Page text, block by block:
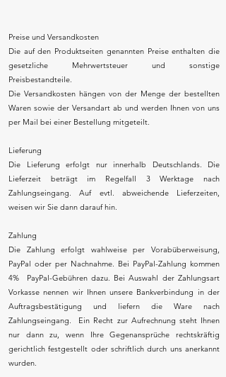
Preise und Versandkosten
Die auf den Produktseiten genannten Preise enthalten die
gesetzliche Mehrwertsteuer und sonstige
Preisbestandteile.
Die Versandkosten hängen von der Menge der bestellten
Waren sowie der Versandart ab und werden Ihnen von uns
per Mail bei einer Bestellung mitgeteilt.
Lieferung
Die Lieferung erfolgt nur innerhalb Deutschlands. Die
Lieferzeit beträgt im Regelfall 3 Werktage nach
Zahlungseingang. Auf evtl. abweichende Lieferzeiten,
weisen wir Sie dann darauf hin.
Zahlung
Die Zahlung erfolgt wahlweise per Vorabüberweisung,
PayPal oder per Nachnahme. Bei PayPal-Zahlung kommen
4% PayPal-Gebühren dazu. Bei Auswahl der Zahlungsart
Vorkasse nennen wir Ihnen unsere Bankverbindung in der
Auftragsbestätigung und liefern die Ware nach
Zahlungseingang. Ein Recht zur Aufrechnung steht Ihnen
nur dann zu, wenn Ihre Gegenansprüche rechtskräftig
gerichtlich festgestellt oder schriftlich durch uns anerkannt
wurden.